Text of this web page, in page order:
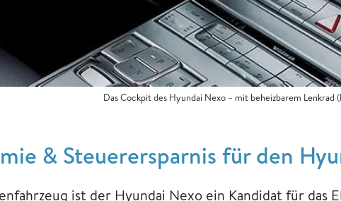
Das Cockpit des Hyundai Nexo – mit beheizbarem
& Steuerersparnis für den
ist der Hyundai Nexo ein Kandidat für das